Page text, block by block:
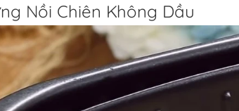
Nồi Chiên Không Dầu